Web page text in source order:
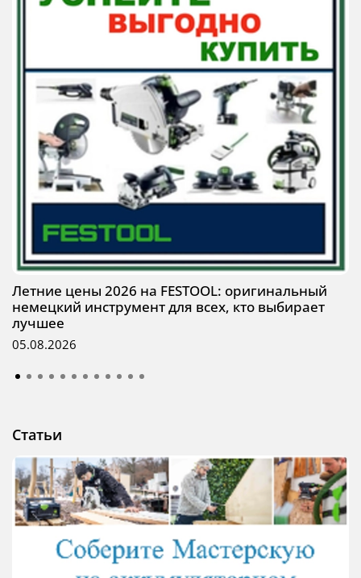
Летние цены 2026 на FESTOOL: оригинальный
немецкий инструмент для всех, кто выбирает
лучшее
05.08.2026
Статьи